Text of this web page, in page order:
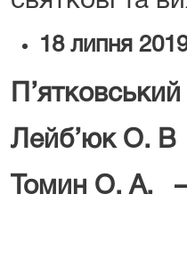
18 липня
’ятковський
Лейб’ юк О.
Томин О. А. –